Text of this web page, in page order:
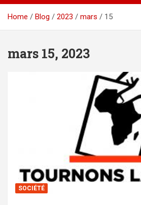
Home Blog 2023 mars 15
mars 15, 2023
SOCIÉTÉ